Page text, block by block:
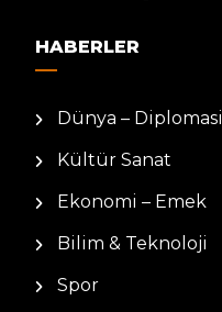
HABERLER
Dünya – Diplomasi
Kültür Sanat
Ekonomi – Emek
Bilim & Teknoloji
Spor